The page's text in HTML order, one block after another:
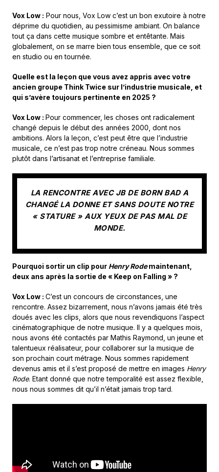
Vox Low : Pour nous, Vox Low c’est un bon exutoire à notre
déprime du quotidien, au pessimisme ambiant. On balance
tout ça dans cette musique sombre et entêtante. Mais
globalement, on se marre bien tous ensemble, que ce soit
en studio ou en tournée.
Quelle est la leçon que vous avez appris avec votre
ancien groupe Think Twice sur l’industrie musicale, et
qui s’avère toujours pertinente en 2025 ?
Vox Low : Pour commencer, les choses ont radicalement
changé depuis le début des années 2000, dont nos
ambitions. Alors la leçon, c’est peut être que l’industrie
musicale, ce n’est pas trop notre créneau. Nous sommes
plutôt dans l’artisanat et l’entreprise familiale.
LA RENCONTRE AVEC JB DE BORN BAD A
CHANGÉ LA DONNE ET SANS DOUTE NOTRE
« STATURE » AUX YEUX DE PAS MAL DE
MONDE.
Pourquoi sortir un clip pour Henry Rode maintenant,
deux ans après la sortie de « Keep on Falling » ?
Vox Low : C’est un concours de circonstances, une
rencontre. Assez bizarrement, nous n’avons jamais été très
doués avec les clips, alors que nous revendiquons l’aspect
cinématographique de notre musique. Il y a quelques mois,
nous avons été contactés par Mathis Raymond, un jeune et
talentueux réalisateur, pour collaborer sur la musique de
son prochain court métrage. Nous sommes rapidement
devenus amis et il s’est proposé de mettre en images Henry
Rode. Etant donné que notre temporalité est assez flexible,
nous nous sommes dit qu’il n’était jamais trop tard.